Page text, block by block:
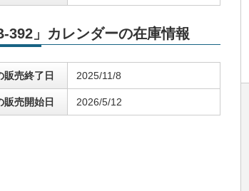
392」カレンダーの在庫情報
販売終了日 2025/11/8
販売開始日 2026/5/12